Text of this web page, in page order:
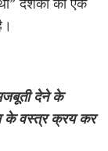
मजबूती देने के
के वस्त्र क्रय कर